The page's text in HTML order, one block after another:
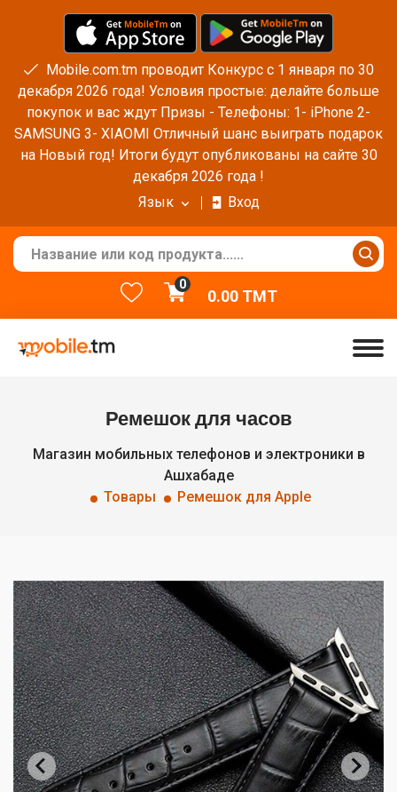
Mobile.com.tm проводит Конкурс с 1 января по 30
декабря 2026 года! Условия простые: делайте больше
покупок и вас ждут Призы - Телефоны: 1- iPhone 2-
SAMSUNG 3- XIAOMI Отличный шанс выиграть подарок
на Новый год! Итоги будут опубликованы на сайте 30
декабря 2026 года !
Язык
Вход
0
0.00TMT
Ремешок для часов
Магазин мобильных телефонов и электроники в
Ашхабаде
Товары
Ремешок для Apple